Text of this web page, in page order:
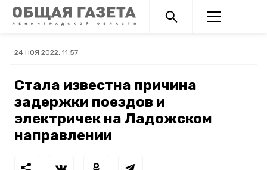
24 НОЯ 2022, 11:57
Стала известна причина
задержки поездов и
электричек на Ладожском
направлении